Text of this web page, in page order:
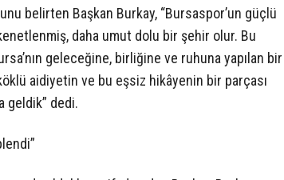
belirten Başkan Burkay, “Bursaspor’un güçlü
daha umut dolu bir şehir olur. Bu
geleceğine, birliğine ve ruhuna yapılan bir
aidiyetin ve bu eşsiz hikâyenin bir parçası
geldik” dedi.